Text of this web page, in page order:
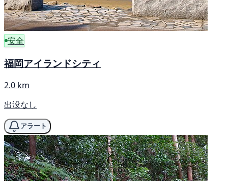
安全
福岡アイランドシティ
2.0 km
出没なし
アラート